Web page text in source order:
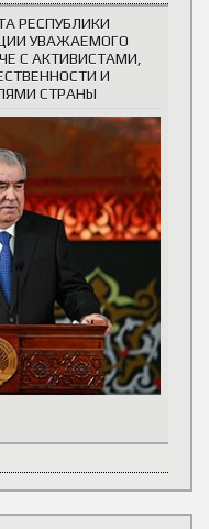
РЕСПУБЛИКИ
УВАЖАЕМОГО
С АКТИВИСТАМИ,
И
СТРАНЫ